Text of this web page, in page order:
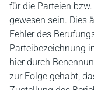
für die Parteien
gewesen sein. Dies
Fehler des
Parteibezeichnung
hier durch
zur Folge gehabt,